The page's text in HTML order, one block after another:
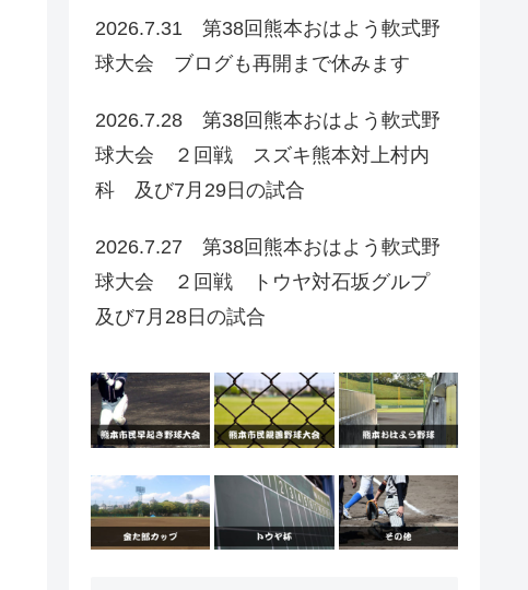
2026.7.31 第38回熊本おはよう軟式野
球大会 ブログも再開まで休みます
2026.7.28 第38回熊本おはよう軟式野
球大会 ２回戦 スズキ熊本対上村内
科 及び7月29日の試合
2026.7.27 第38回熊本おはよう軟式野
球大会 ２回戦 トウヤ対石坂グルプ
及び7月28日の試合